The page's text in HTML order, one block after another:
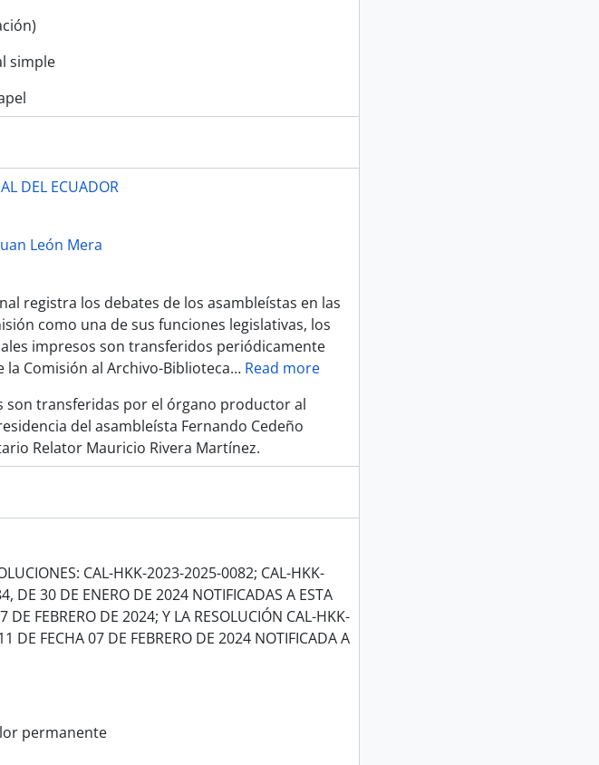
simple
DEL ECUADOR
León Mera
registra los debates de los asambleístas en las
como una de sus funciones legislativas, los
impresos son transferidos periódicamente
la Comisión al Archivo-Biblioteca… Read more
son transferidas por el órgano productor al
del asambleísta Fernando Cedeño
Relator Mauricio Rivera Martínez.
CAL-HKK-2023-2025-0082; CAL-HKK-
DE 30 DE ENERO DE 2024 NOTIFICADAS A ESTA
DE FEBRERO DE 2024; Y LA RESOLUCIÓN CAL-HKK-
DE FECHA 07 DE FEBRERO DE 2024 NOTIFICADA A
permanente